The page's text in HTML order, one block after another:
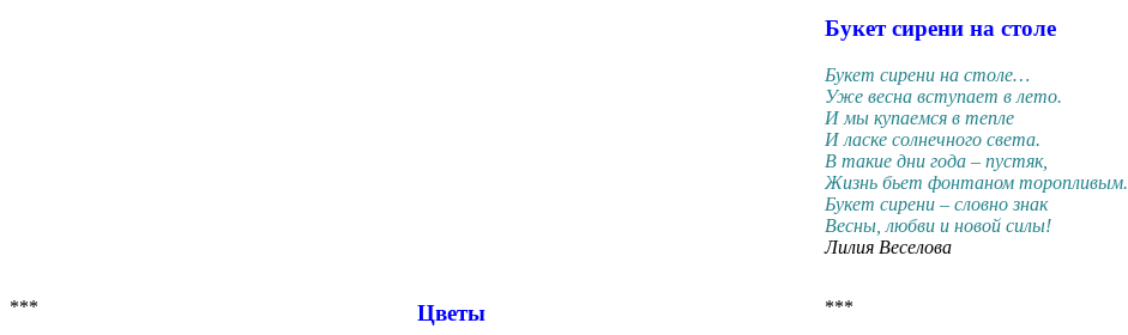
Букет сирени на столе
Букет сирени на столе…
Уже весна вступает в лето.
И мы купаемся в тепле
И ласке солнечного света.
В такие дни года – пустяк,
Жизнь бьет фонтаном торопливым.
Букет сирени – словно знак
Весны, любви и новой силы!
Лилия Веселова
***
Цветы
***